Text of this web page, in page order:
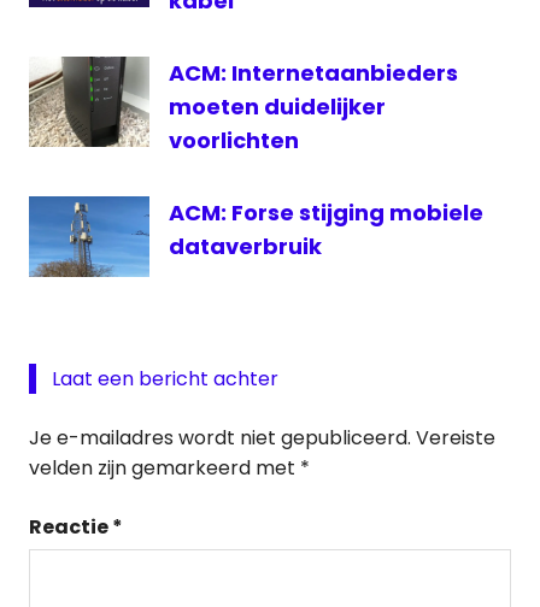
ACM: Internetaanbieders
moeten duidelijker
voorlichten
ACM: Forse stijging mobiele
dataverbruik
Laat een bericht achter
Je e-mailadres wordt niet gepubliceerd. Vereiste
velden zijn gemarkeerd met *
Reactie*